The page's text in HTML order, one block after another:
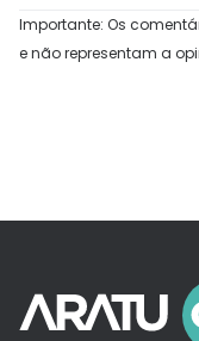
Importante: Os
e não representam a